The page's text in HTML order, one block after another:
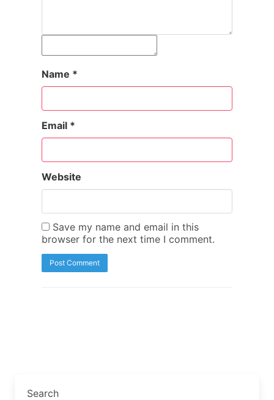
Name *
Email *
Website
Save my name and email in this
browser for the next time I comment.
Search